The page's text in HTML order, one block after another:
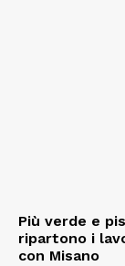
Più verde e
ripartono i
con Misano